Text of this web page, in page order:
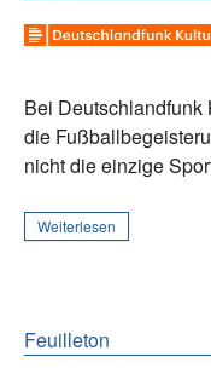
Bei Deutschlandfunk
die
nicht die einzige
Weiterlesen
Feuilleton